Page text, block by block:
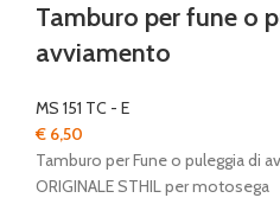
Tamburo per fune o
avviamento
MS 151 TC - E
€ 6,50
Tamburo per Fune o puleggia di
ORIGINALE STHIL per motosega